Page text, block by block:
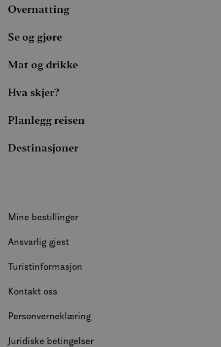
rike, der naturens mest blendende forestilling venter.
La vår ekspertguide lyse opp veien til ærefrykt og
undring mens du jager Aurora Borealis over den
arktiske himmelen i Lofotens fortryllende landskap.
Overnatting
Se og gjøre
Mat og drikke
Hva skjer?
Planlegg reisen
Destinasjoner
Mine bestillinger
Ansvarlig gjest
Turistinformasjon
Kontakt oss
Personverneklæring
Juridiske betingelser